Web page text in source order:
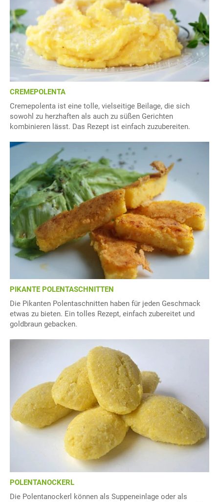
CREMEPOLENTA
Cremepolenta ist eine tolle, vielseitige Beilage, die sich
sowohl zu herzhaften als auch zu süßen Gerichten
kombinieren lässt. Das Rezept ist einfach zuzubereiten.
PIKANTE POLENTASCHNITTEN
Die Pikanten Polentaschnitten haben für jeden Geschmack
etwas zu bieten. Ein tolles Rezept, einfach zubereitet und
goldbraun gebacken.
POLENTANOCKERL
Die Polentanockerl können als Suppeneinlage oder als